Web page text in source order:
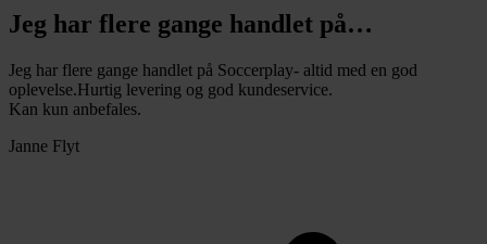
Jeg har flere gange handlet på…
Jeg har flere gange handlet på Soccerplay- altid med en god
oplevelse.Hurtig levering og god kundeservice.
Kan kun anbefales.
Janne Flyt